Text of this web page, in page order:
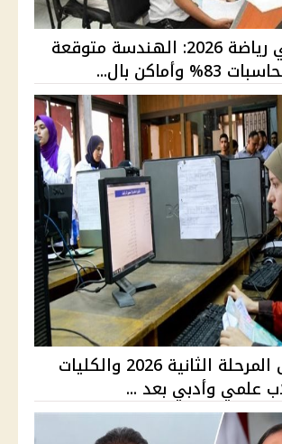
تنسيق علمي رياضة 2026: الهندسة متوقعة
موعد تنسيق المرحلة الثانية 2026 والكليات
علمي وأدبي بعد ...